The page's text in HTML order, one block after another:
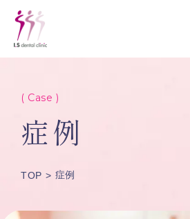
( Case )
症例
TOP 症例